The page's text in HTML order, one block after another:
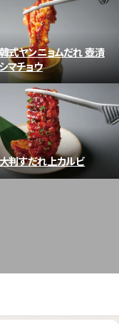
韓式ヤンニョムだれ 壺漬
マチョウ
大判すだれ上カルビ